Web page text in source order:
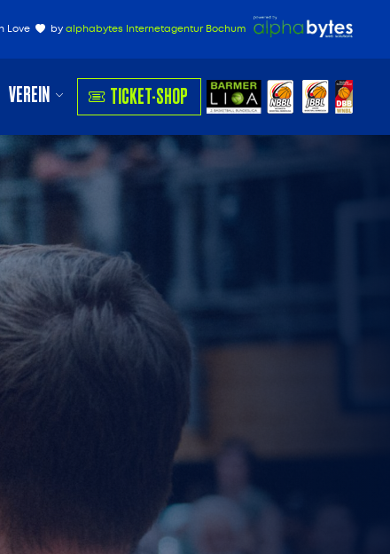
Love by alphabytes Internetagentur Bochum
VEREIN TICKET-SHOP